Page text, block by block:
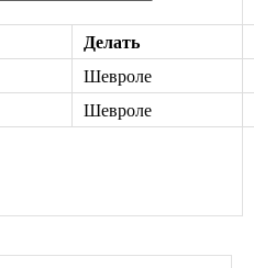
Делать
Шевроле
Шевроле